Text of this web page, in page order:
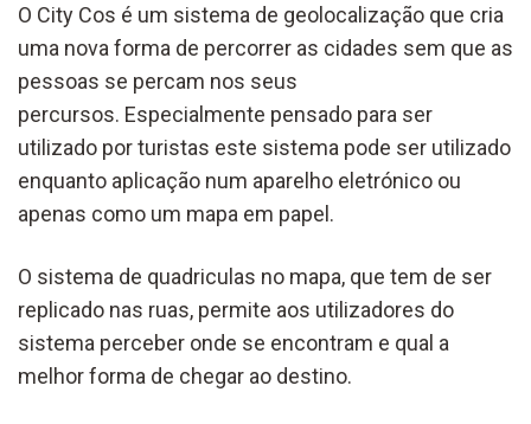
O City Cos é um sistema de geolocalização que cria
uma nova forma de percorrer as cidades sem que as
pessoas se percam nos seus
percursos. Especialmente pensado para ser
utilizado por turistas este sistema pode ser utilizado
enquanto aplicação num aparelho eletrónico ou
apenas como um mapa em papel.
O sistema de quadriculas no mapa, que tem de ser
replicado nas ruas, permite aos utilizadores do
sistema perceber onde se encontram e qual a
melhor forma de chegar ao destino.